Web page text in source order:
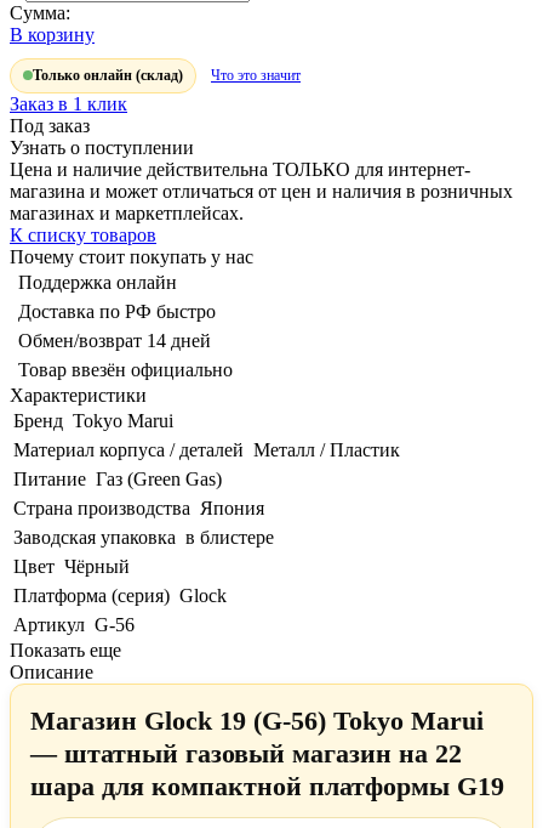
Сумма:
В корзину
Только онлайн (склад) Что это значит
Заказ в 1 клик
Под заказ
Узнать о поступлении
Цена и наличие действительна ТОЛЬКО для интернет-
магазина и может отличаться от цен и наличия в розничных
магазинах и маркетплейсах.
К списку товаров
Почему стоит покупать у нас
Поддержка онлайн
Доставка по РФ быстро
Обмен/возврат 14 дней
Товар ввезён официально
Характеристики
Бренд Tokyo Marui
Материал корпуса / деталей Металл / Пластик
Питание Газ (Green Gas)
Страна производства Япония
Заводская упаковка в блистере
Цвет Чёрный
Платформа (серия) Glock
Артикул G-56
Показать еще
Описание
Магазин Glock 19 (G-56) Tokyo Marui
— штатный газовый магазин на 22
шара для компактной платформы G19